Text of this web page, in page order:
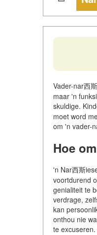
Vader-nar西
maar 'n
skuldige.
moet word
om 'n vader-
Hoe
'n Nar西斯
voortdurend
genialiteit te
verdrage,
kan
onthou nie
te